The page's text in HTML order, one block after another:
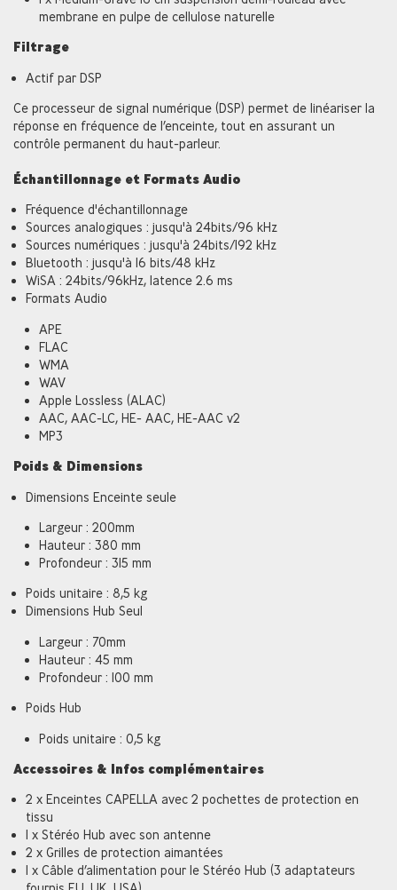
membrane en pulpe de cellulose naturelle
Filtrage
Actif par DSP
Ce processeur de signal numérique (DSP) permet de linéariser la
réponse en fréquence de l’enceinte, tout en assurant un
contrôle permanent du haut-parleur.
Échantillonnage et Formats Audio
Fréquence d'échantillonnage
Sources analogiques : jusqu'à 24bits/96 kHz
Sources numériques : jusqu'à 24bits/192 kHz
Bluetooth : jusqu'à 16 bits/48 kHz
WiSA : 24bits/96kHz, latence 2.6 ms
Formats Audio
APE
FLAC
WMA
WAV
Apple Lossless (ALAC)
AAC, AAC-LC, HE- AAC, HE-AAC v2
MP3
Poids & Dimensions
Dimensions Enceinte seule
Largeur : 200mm
Hauteur : 380 mm
Profondeur : 315 mm
Poids unitaire : 8,5 kg
Dimensions Hub Seul
Largeur : 70mm
Hauteur : 45 mm
Profondeur : 100 mm
Poids Hub
Poids unitaire : 0,5 kg
Accessoires & Infos complémentaires
2 x Enceintes CAPELLA avec 2 pochettes de protection en
tissu
1 x Stéréo Hub avec son antenne
2 x Grilles de protection aimantées
1 x Câble d’alimentation pour le Stéréo Hub (3 adaptateurs